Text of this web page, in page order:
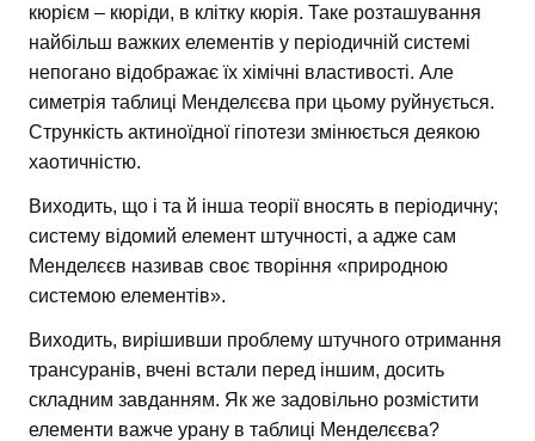
кюрієм – кюріди, в клітку кюрія. Таке розташування
найбільш важких елементів у періодичній системі
непогано відображає їх хімічні властивості. Але
симетрія таблиці Менделєєва при цьому руйнується.
Стрункість актиноїдної гіпотези змінюється деякою
хаотичністю.
Виходить, що і та й інша теорії вносять в періодичну;
систему відомий елемент штучності, а адже сам
Менделєєв називав своє творіння «природною
системою елементів».
Виходить, вирішивши проблему штучного отримання
трансуранів, вчені встали перед іншим, досить
складним завданням. Як же задовільно розмістити
елементи важче урану в таблиці Менделєєва?